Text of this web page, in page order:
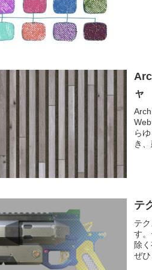
ャ
ら
き
テ
テ
す
除
ぜ